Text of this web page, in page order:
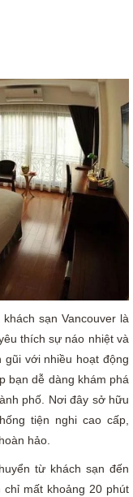
sạn Vancouver là
thích sự náo nhiệt và
với nhiều hoạt động
bạn dễ dàng khám phá
phố. Nơi đây sở hữu
tiện nghi cao cấp,
hảo.
từ khách sạn đến
mất khoảng 20 phút